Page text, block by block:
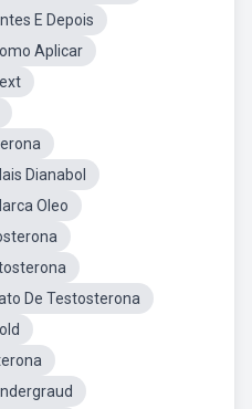
E Depois
Aplicar
Dianabol
Oleo
De Testosterona